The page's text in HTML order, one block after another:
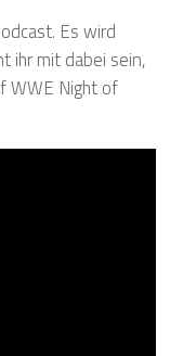
Es wird
ihr mit dabei sein,
WWE Night of